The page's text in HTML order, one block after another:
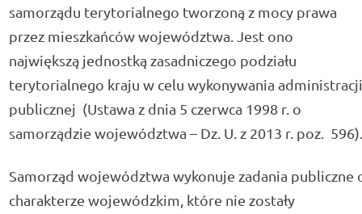
samorządu terytorialnego tworzoną z mocy prawa
przez mieszkańców województwa. Jest ono
największą jednostką zasadniczego podziału
terytorialnego kraju w celu wykonywania administracji
publicznej (Ustawa z dnia 5 czerwca 1998 r. o
samorządzie województwa – Dz. U. z 2013 r. poz. 596).
Samorząd województwa wykonuje zadania publiczne
charakterze wojewódzkim, które nie zostały